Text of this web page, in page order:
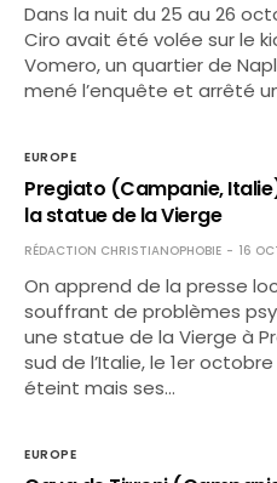
Dans la nuit du 25 au 26
Ciro avait été volée sur le
Vomero, un quartier de
mené l’enquête et arrêté
EUROPE
Pregiato (Campanie,
la statue de la Vierge
RÉDACTION CHRISTIANOPHOBIE 16
On apprend de la presse
souffrant de problèmes
une statue de la Vierge à
sud de l’Italie, le 1er
éteint mais ses…
EUROPE